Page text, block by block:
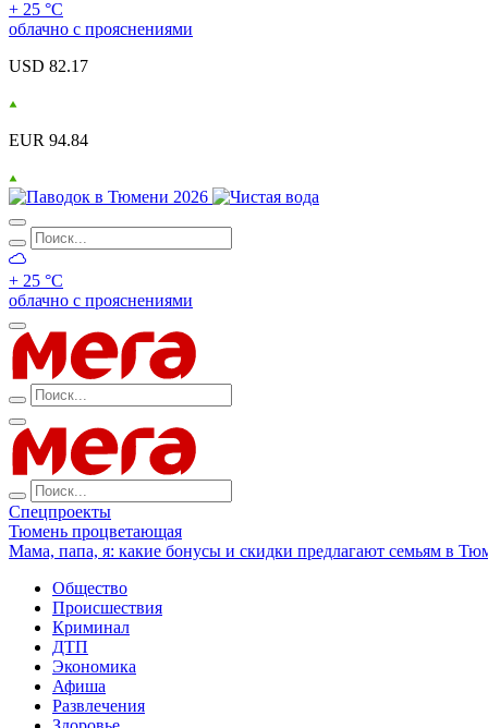
+ 25 °С
облачно с прояснениями
USD 82.17
EUR 94.84
+ 25 °С
облачно с прояснениями
Спецпроекты
Тюмень процветающая
Мама, папа, я: какие бонусы и скидки предлагают семьям в
Общество
Происшествия
Криминал
ДТП
Экономика
Афиша
Развлечения